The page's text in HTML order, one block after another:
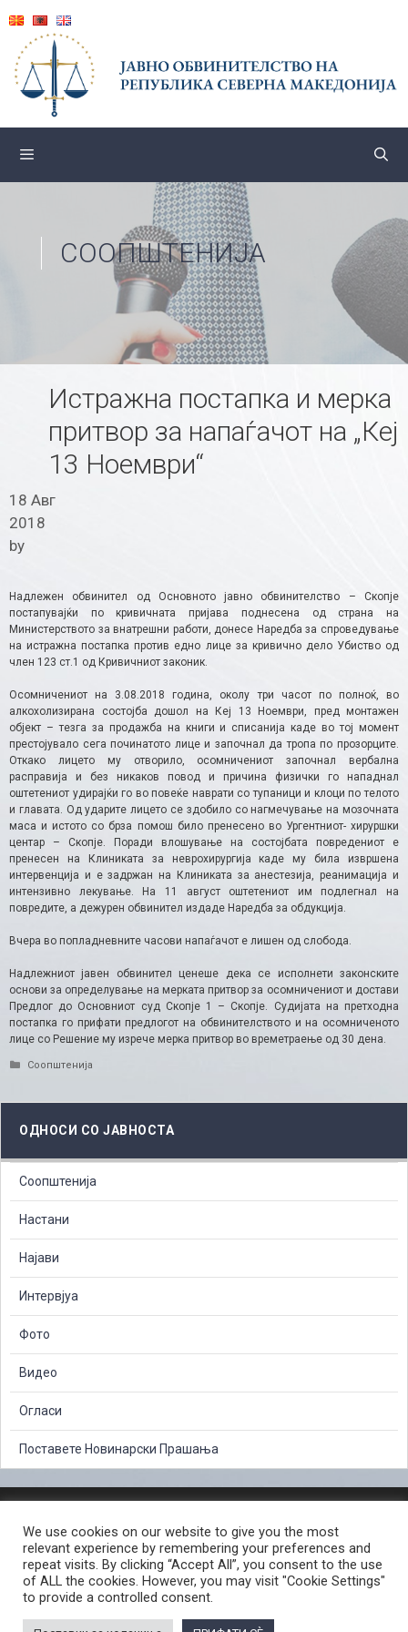
content
СООПШТЕНИЈА
Истражна постапка и мерка
притвор за напаѓачот на „Кеј
13 Ноември“
18 Авг
2018
by
Надлежен обвинител од Основното јавно обвинителство – Скопје
постапувајќи по кривичната пријава поднесена од страна на
Министерството за внатрешни работи, донесе Наредба за спроведување
на истражна постапка против едно лице за кривично дело Убиство од
член 123 ст.1 од Кривичниот законик.
Осомничениот на 3.08.2018 година, околу три часот по полноќ, во
алкохолизирана состојба дошол на Кеј 13 Ноември, пред монтажен
објект – тезга за продажба на книги и списанија каде во тој момент
престојувало сега починатото лице и започнал да тропа по прозорците.
Откако лицето му отворило, осомничениот започнал вербална
расправија и без никаков повод и причина физички го нападнал
оштетениот удирајќи го во повеќе наврати со тупаници и клоци по телото
и главата. Од ударите лицето се здобило со нагмечување на мозочната
маса и истото со брза помош било пренесено во Ургентниот- хируршки
центар – Скопје. Поради влошување на состојбата повредениот е
пренесен на Клиниката за неврохирургија каде му била извршена
интервенција и е задржан на Клиниката за анестезија, реанимација и
интензивно лекување. На 11 август оштетениот им подлегнал на
повредите, а дежурен обвинител издаде Наредба за обдукција.
Вчера во попладневните часови напаѓачот е лишен од слобода.
Надлежниот јавен обвинител ценеше дека се исполнети законските
основи за определување на мерката притвор за осомничениот и достави
Предлог до Основниот суд Скопје 1 – Скопје. Судијата на претходна
постапка го прифати предлогот на обвинителството и на осомниченото
лице со Решение му изрече мерка притвор во времетраење од 30 дена.
Categories
Соопштенија
ОДНОСИ СО ЈАВНОСТА
Соопштенија
Настани
Најави
Интервјуа
Фото
Видео
Огласи
Поставете Новинарски Прашања
СЛОБОДЕН ПРИСТАП ДО ИНФОРМАЦИИ ОД ЈАВЕН КАРАКТЕР
ПОСТАПКА ЗА ПРИЈАВА НА КРИВИЧНО ДЕЛО
КОРИСНИ ЛИНКОВИ
ПОЛИТИКА ЗА ПРИВАТНОСТ ВЕБ СТРАНИЦА
We use cookies on our website to give you the most
relevant experience by remembering your preferences and
repeat visits. By clicking “Accept All”, you consent to the use
of ALL the cookies. However, you may visit "Cookie Settings"
to provide a controlled consent.